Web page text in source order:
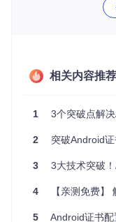
至少
Android
版本
8.0
🔍 分阶段实施
阶段一：模块部署准
从项目仓库获取最
相关内容推荐
1 3个突破点解决
2 突破Android证
3 3大技术突破！
4 【亲测免费】 解锁
5 Android证书配置